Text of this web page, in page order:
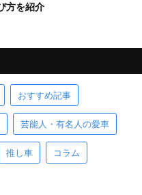
方を紹介
おすすめ記事
芸能人・有名人の愛車
推し車 コラム